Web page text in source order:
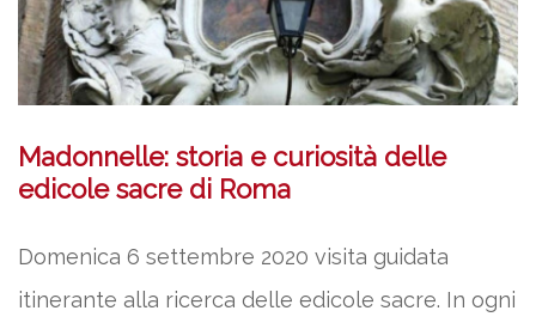
Madonnelle: storia e curiosità delle
edicole sacre di Roma
Domenica 6 settembre 2020 visita guidata
itinerante alla ricerca delle edicole sacre. In ogni